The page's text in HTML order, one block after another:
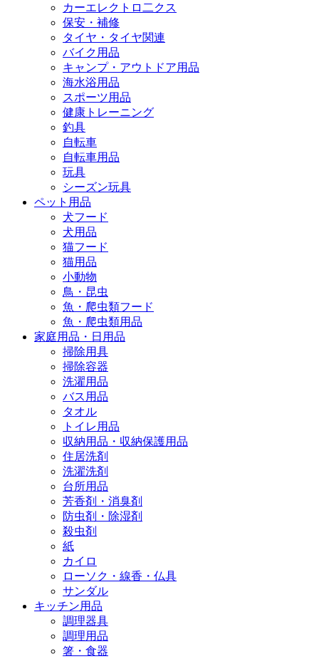
カーエレクトロ二クス
保安・補修
タイヤ・タイヤ関連
バイク用品
キャンプ・アウトドア用品
海水浴用品
スポーツ用品
健康トレーニング
釣具
自転車
自転車用品
玩具
シーズン玩具
ペット用品
犬フード
犬用品
猫フード
猫用品
小動物
鳥・昆虫
魚・爬虫類フード
魚・爬虫類用品
家庭用品・日用品
掃除用具
掃除容器
洗濯用品
バス用品
タオル
トイレ用品
収納用品・収納保護用品
住居洗剤
洗濯洗剤
台所用品
芳香剤・消臭剤
防虫剤・除湿剤
殺虫剤
紙
カイロ
ローソク・線香・仏具
サンダル
キッチン用品
調理器具
調理用品
箸・食器